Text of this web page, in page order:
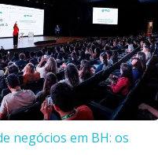
negócios em BH: os